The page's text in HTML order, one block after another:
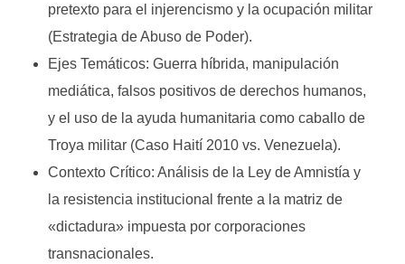
pretexto para el injerencismo y la ocupación militar
(Estrategia de Abuso de Poder).
Ejes Temáticos: Guerra híbrida, manipulación
mediática, falsos positivos de derechos humanos,
y el uso de la ayuda humanitaria como caballo de
Troya militar (Caso Haití 2010 vs. Venezuela).
Contexto Crítico: Análisis de la Ley de Amnistía y
la resistencia institucional frente a la matriz de
«dictadura» impuesta por corporaciones
transnacionales.